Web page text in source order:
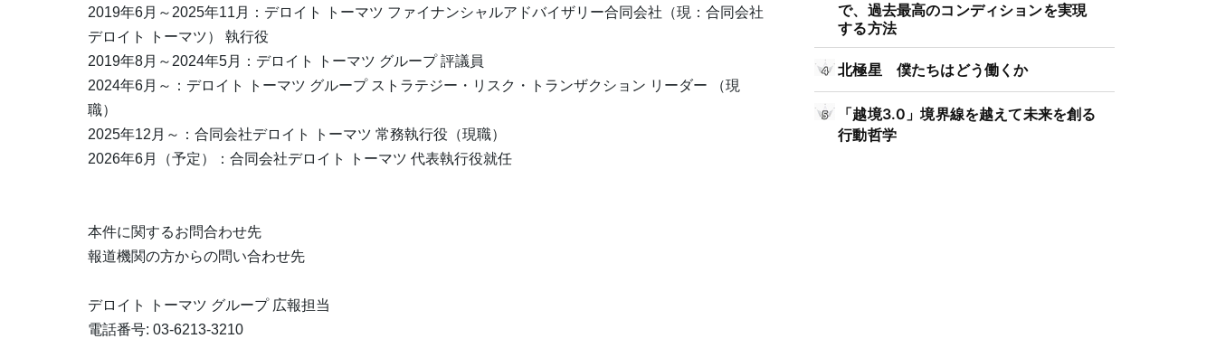
2019年6月～2025年11月：デロイト トーマツ ファイナンシャルアドバイザリー合同会社（現：合同会社
デロイト トーマツ） 執行役
2019年8月～2024年5月：デロイト トーマツ グループ 評議員
2024年6月～：デロイト トーマツ グループ ストラテジー・リスク・トランザクション リーダー （現
職）
2025年12月～：合同会社デロイト トーマツ 常務執行役（現職）
2026年6月（予定）：合同会社デロイト トーマツ 代表執行役就任
本件に関するお問合わせ先
報道機関の方からの問い合わせ先
デロイト トーマツ グループ 広報担当
電話番号: 03-6213-3210
で、過去最高のコンディションを実現
する方法
北極星 僕たちはどう働くか
「越境3.0」境界線を越えて未来を創る
行動哲学